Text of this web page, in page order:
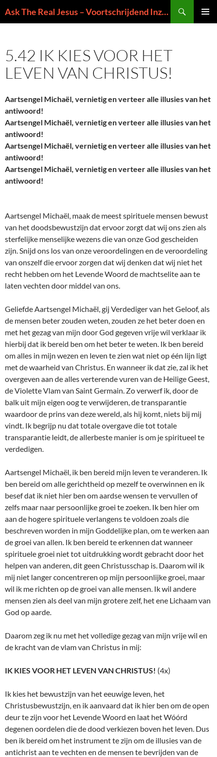
naar
Ask The Real Jesus – Voortschrijdend Inzicht in de Zin van het Leven
5.42 IK KIES VOOR HET
LEVEN VAN CHRISTUS!
Aartsengel Michaël, vernietig en verteer alle illusies van het
antiwoord!
Aartsengel Michaël, vernietig en verteer alle illusies van het
antiwoord!
Aartsengel Michaël, vernietig en verteer alle illusies van het
antiwoord!
Aartsengel Michaël, vernietig en verteer alle illusies van het
antiwoord!
Aartsengel Michaël, maak de meest spirituele mensen bewust
van het doodsbewustzijn dat ervoor zorgt dat wij ons zien als
sterfelijke menselijke wezens die van onze God gescheiden
zijn. Snijd ons los van onze veroordelingen en de veroordeling
van onszelf die ervoor zorgen dat wij denken dat wij niet het
recht hebben om het Levende Woord de machtselite aan te
laten vechten door middel van ons.
Geliefde Aartsengel Michaël, gij Verdediger van het Geloof, als
de mensen beter zouden weten, zouden ze het beter doen en
met het gezag van mijn door God gegeven vrije wil verklaar ik
hierbij dat ik bereid ben om het beter te weten. Ik ben bereid
om alles in mijn wezen en leven te zien wat niet op één lijn ligt
met de waarheid van Christus. En wanneer ik dat zie, zal ik het
overgeven aan de alles verterende vuren van de Heilige Geest,
de Violette Vlam van Saint Germain. Zo verwerf ik, door de
balk uit mijn eigen oog te verwijderen, de transparantie
waardoor de prins van deze wereld, als hij komt, niets bij mij
vindt. Ik begrijp nu dat totale overgave die tot totale
transparantie leidt, de allerbeste manier is om je spiritueel te
verdedigen.
Aartsengel Michaël, ik ben bereid mijn leven te veranderen. Ik
ben bereid om alle gerichtheid op mezelf te overwinnen en ik
besef dat ik niet hier ben om aardse wensen te vervullen of
zelfs maar naar persoonlijke groei te zoeken. Ik ben hier om
aan de hogere spirituele verlangens te voldoen zoals die
beschreven worden in mijn Goddelijke plan, om te werken aan
de groei van allen. Ik ben bereid te erkennen dat wanneer
spirituele groei niet tot uitdrukking wordt gebracht door het
helpen van anderen, dit geen Christusschap is. Daarom wil ik
mij niet langer concentreren op mijn persoonlijke groei, maar
wil ik me richten op de groei van alle mensen. Ik wil andere
mensen zien als deel van mijn grotere zelf, het ene Lichaam van
God op aarde.
Daarom zeg ik nu met het volledige gezag van mijn vrije wil en
de kracht van de vlam van Christus in mij:
IK KIES VOOR HET LEVEN VAN CHRISTUS! (4x)
Ik kies het bewustzijn van het eeuwige leven, het
Christusbewustzijn, en ik aanvaard dat ik hier ben om de open
deur te zijn voor het Levende Woord en laat het Wóórd
degenen oordelen die de dood verkiezen boven het leven. Dus
ben ik bereid om het instrument te zijn om de illusies van de
antichrist aan te vechten en de mensen te bevrijden van de